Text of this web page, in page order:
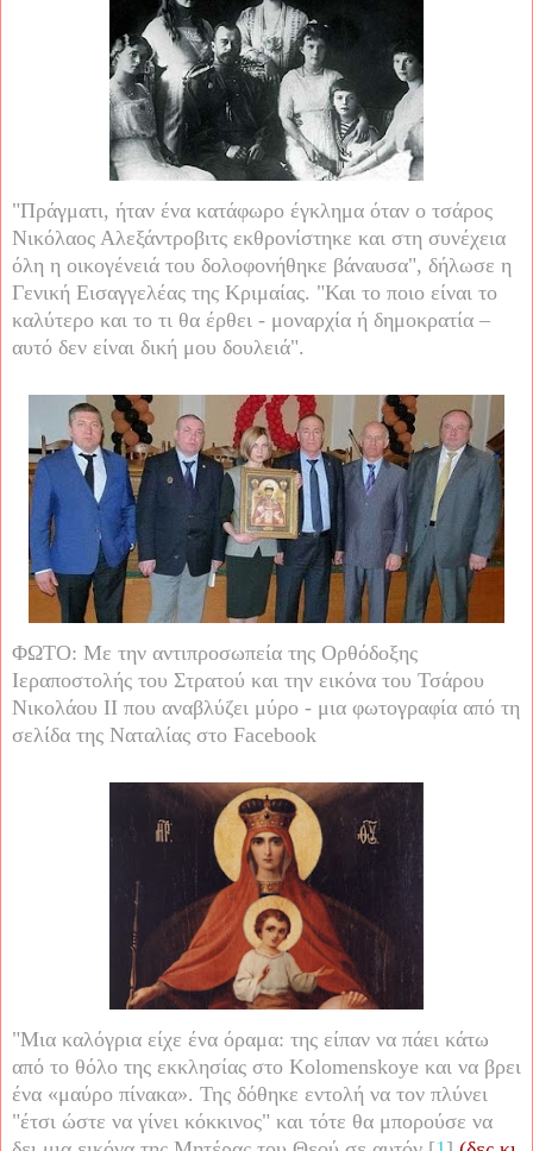
"Πράγματι, ήταν ένα κατάφωρο έγκλημα όταν ο τσάρος
Νικόλαος Αλεξάντροβιτς εκθρονίστηκε και στη συνέχεια
όλη η οικογένειά του δολοφονήθηκε βάναυσα", δήλωσε η
Γενική Εισαγγελέας της Κριμαίας. "Και το ποιο είναι το
καλύτερο και το τι θα έρθει - μοναρχία ή δημοκρατία –
αυτό δεν είναι δική μου δουλειά".
ΦΩΤΟ: Με την αντιπροσωπεία της Ορθόδοξης
Ιεραποστολής του Στρατού και την εικόνα του Τσάρου
Νικολάου ΙΙ που αναβλύζει μύρο - μια φωτογραφία από τη
σελίδα της Ναταλίας στο Facebook
"Μια καλόγρια είχε ένα όραμα: της είπαν να πάει κάτω
από το θόλο της εκκλησίας στο Kolomenskoye και να βρει
ένα «μαύρο πίνακα». Της δόθηκε εντολή να τον πλύνει
"έτσι ώστε να γίνει κόκκινος" και τότε θα μπορούσε να